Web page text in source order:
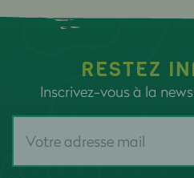
RESTEZ
Inscrivez-vous à la